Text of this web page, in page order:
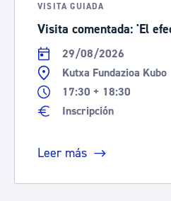
VISITA GUIADA
Visita comentada: 'El
29/08/2026
Kutxa Fundazioa Kubo
17:30 + 18:30
Inscripción
Leer más